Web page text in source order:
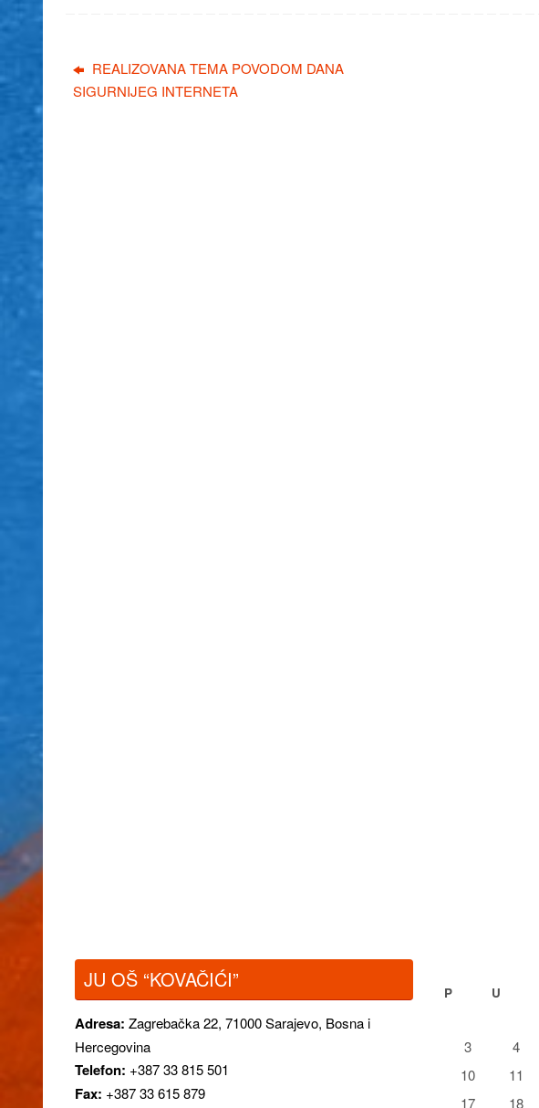
REALIZOVANA TEMA POVODOM DANA
SIGURNIJEG INTERNETA
JU OŠ “KOVAČIĆI”
Adresa: Zagrebačka 22, 71000 Sarajevo, Bosna i
Hercegovina
Telefon: +387 33 815 501
Fax: +387 33 615 879
P
U
3
4
10
11
17
18